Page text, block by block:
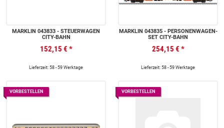
MÄRKLIN 043833 - STEUERWAGEN
CITY-BAHN
152,15 € *
Lieferzeit: 58 - 59 Werktage
MÄRKLIN 043835 - PERSONENWAGEN-
SET CITY-BAHN
254,15 € *
Lieferzeit: 58 - 59 Werktage
VORBESTELLEN VORBESTELLEN